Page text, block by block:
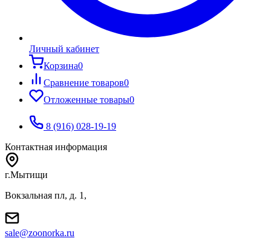
Личный кабинет
Корзина0
Сравнение товаров0
Отложенные товары0
8 (916) 028-19-19
Контактная информация
г.Мытищи
Вокзальная пл, д. 1,
sale@zoonorka.ru